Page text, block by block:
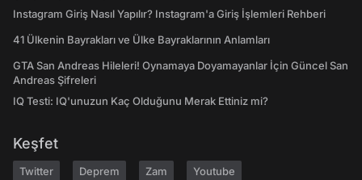
Instagram Giriş Nasıl Yapılır? Instagram'a Giriş İşlemleri Rehberi
41 Ülkenin Bayrakları ve Ülke Bayraklarının Anlamları
GTA San Andreas Hileleri! Oynamaya Doyamayanlar İçin Güncel San
Andreas Şifreleri
IQ Testi: IQ'unuzun Kaç Olduğunu Merak Ettiniz mi?
Keşfet
Twitter Deprem Zam Youtube